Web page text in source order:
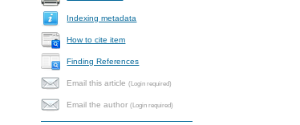
Indexing metadata
How to cite item
Finding References
Email this article(Login required)
Email the author(Login required)